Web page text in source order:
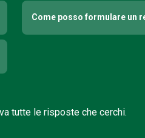
Come posso formulare un
tutte le risposte che cerchi.